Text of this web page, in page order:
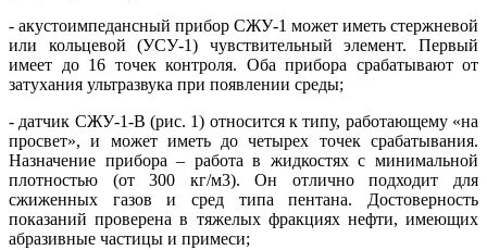
- акустоимпедансный прибор СЖУ-1 может иметь стержневой
или кольцевой (УСУ-1) чувствительный элемент. Первый
имеет до 16 точек контроля. Оба прибора срабатывают от
затухания ультразвука при появлении среды;
- датчик СЖУ-1-В (рис. 1) относится к типу, работающему «на
просвет», и может иметь до четырех точек срабатывания.
Назначение прибора – работа в жидкостях с минимальной
плотностью (от 300 кг/м3). Он отлично подходит для
сжиженных газов и сред типа пентана. Достоверность
показаний проверена в тяжелых фракциях нефти, имеющих
абразивные частицы и примеси;